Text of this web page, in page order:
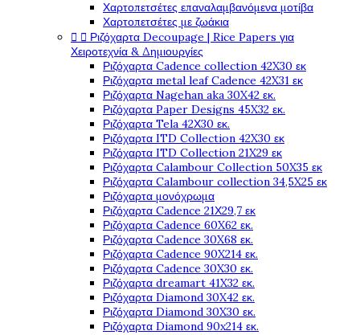
Χαρτοπετσέτες επαναλαμβανόμενα μοτίβα
Χαρτοπετσέτες με ζωάκια
  Ριζόχαρτα Decoupage | Rice Papers για
Χειροτεχνία & Δημιουργίες
Ριζόχαρτα Cadence collection 42X30 εκ
Ριζόχαρτα metal leaf Cadence 42X31 εκ
Ριζόχαρτα Nagehan aka 30X42 εκ.
Ριζόχαρτα Paper Designs 45X32 εκ.
Ριζόχαρτα Tela 42Χ30 εκ.
Ριζόχαρτα ITD Collection 42X30 εκ
Ριζόχαρτα ITD Collection 21X29 εκ
Ριζόχαρτα Calambour Collection 50X35 εκ
Ριζόχαρτα Calambour collection 34,5X25 εκ
Ριζόχαρτα μονόχρωμα
Ριζόχαρτα Cadence 21Χ29,7 εκ
Ριζόχαρτα Cadence 60X62 εκ.
Ριζόχαρτα Cadence 30X68 εκ.
Ριζόχαρτα Cadence 90X214 εκ.
Ριζόχαρτα Cadence 30X30 εκ.
Ριζόχαρτα dreamart 41X32 εκ.
Ριζόχαρτα Diamond 30X42 εκ.
Ριζόχαρτα Diamond 30X30 εκ.
Ριζόχαρτα Diamond 90x214 εκ.